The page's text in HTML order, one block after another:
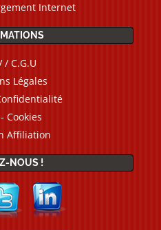
Internet
/ C.G.U
Légales
Cookies
Affiliation
NOUS !